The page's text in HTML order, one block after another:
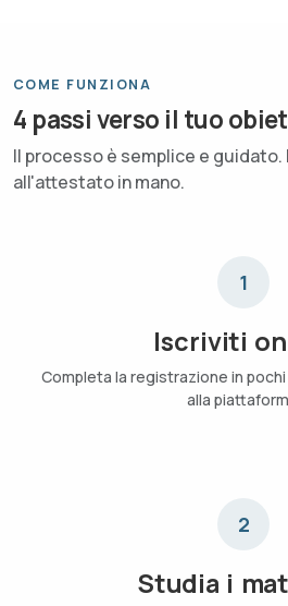
COME FUNZIONA
4 passi verso il tuo
Il processo è semplice e
all'attestato in mano.
1
Iscriviti
Completa la registrazione in
alla
2
Studia i